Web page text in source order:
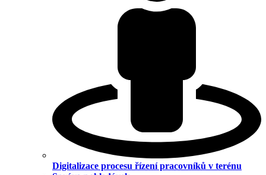
Digitalizace procesu řízení pracovníků v terénu